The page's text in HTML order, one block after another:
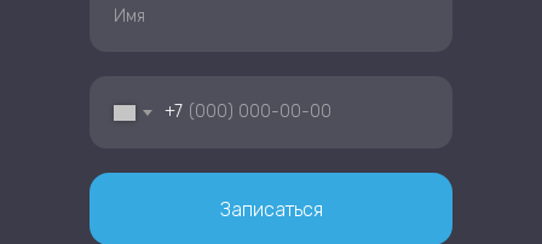
+7
Записаться